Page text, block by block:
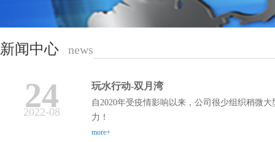
新闻中心 news
24
2022-08
玩水行动-双月湾
自2020年受疫情影响以来，公司很少组织稍微
力！
more+